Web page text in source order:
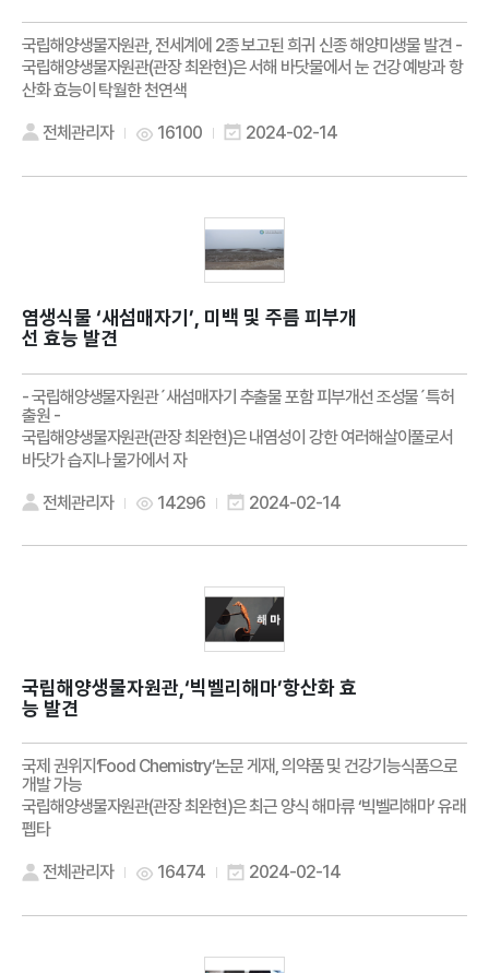
국립해양생물자원관, 전세계에 2종 보고된 희귀 신종 해양미생물 발견 -
국립해양생물자원관(관장 최완현)은 서해 바닷물에서 눈 건강 예방과 항
산화 효능이 탁월한 천연색
전체관리자 16100 2024-02-14
염생식물 ‘새섬매자기’, 미백 및 주름 피부개
선 효능 발견
- 국립해양생물자원관´새섬매자기 추출물 포함 피부개선 조성물´특허
출원 -
국립해양생물자원관(관장 최완현)은 내염성이 강한 여러해살이풀로서
바닷가 습지나 물가에서 자
전체관리자 14296 2024-02-14
국립해양생물자원관,‘빅벨리해마’항산화 효
능 발견
국제 권위지‘Food Chemistry’논문 게재, 의약품 및 건강기능식품으로
개발 가능
국립해양생물자원관(관장 최완현)은 최근 양식 해마류 ‘빅벨리해마’ 유래
펩타
전체관리자 16474 2024-02-14